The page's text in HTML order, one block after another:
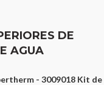
DE
AGUA
- 3009018 Kit de